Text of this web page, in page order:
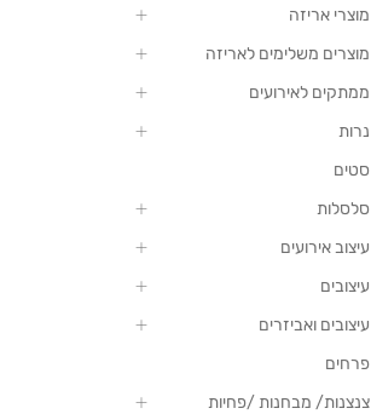
מוצרי אריזה
מוצרים משלימים לאריזה
ממתקים לאירועים
נרות
סטים
סלסלות
עיצוב אירועים
עיצובים
עיצובים ואביזרים
פרחים
צנצנות/ מבחנות /פחיות